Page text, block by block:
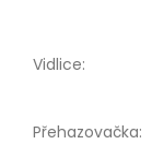
Vidlice:
Přehazovačka: